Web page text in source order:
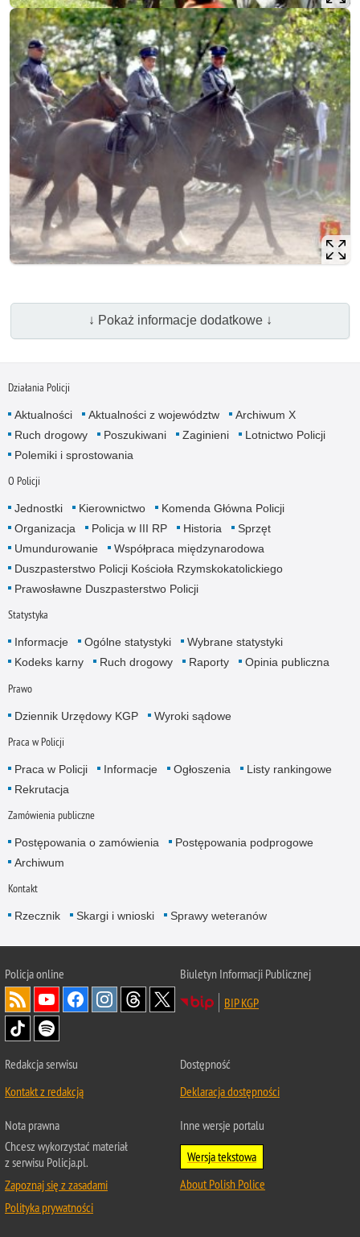
↓ Pokaż informacje dodatkowe ↓
Działania Policji
Aktualności Aktualności z województw
Archiwum X
Ruch drogowy
Poszukiwani Zaginieni
Lotnictwo Policji
Polemiki i sprostowania
O Policji
Jednostki Kierownictwo
Komenda Główna Policji
Organizacja
Policja w III RP Historia
Sprzęt
Umundurowanie
Współpraca międzynarodowa
Duszpasterstwo Policji Kościoła Rzymskokatolickiego
Prawosławne Duszpasterstwo Policji
Statystyka
Informacje Ogólne statystyki
Wybrane statystyki
Kodeks karny
Ruch drogowy Raporty Opinia publiczna
Prawo
Dziennik Urzędowy KGP Wyroki sądowe
Praca w Policji
Praca w Policji Informacje Ogłoszenia
Listy rankingowe
Rekrutacja
Zamówienia publiczne
Postępowania o zamówienia
Postępowania podprogowe
Archiwum
Kontakt
Rzecznik Skargi i wnioski Sprawy weteranów
Policjaonline
Biuletyn Informacji Publicznej
BIP KGP
Redakcja serwisu
Kontakt z redakcją
Dostępność
Deklaracja dostępności
Nota prawna
Chcesz wykorzystać materiał
z serwisu Policja.pl.
Zapoznaj się z zasadami
Polityka prywatności
Inne wersje portalu
Wersja tekstowa
About Polish Police